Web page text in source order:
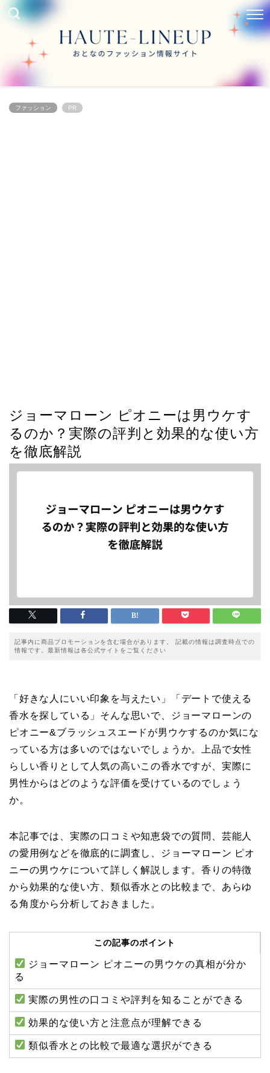
ファッション PR
ジョーマローン ピオニーは男ウケす
るのか？実際の評判と効果的な使い方
を徹底解説
記事内に商品プロモーションを含む場合があります。 記載の情報は調査時点での
情報です。最新情報は各公式サイトをご覧ください
「好きな人にいい印象を与えたい」「デートで使える
香水を探している」そんな思いで、ジョーマローンの
ピオニー&ブラッシュスエードが男ウケするのか気にな
っている方は多いのではないでしょうか。上品で女性
らしい香りとして人気の高いこの香水ですが、実際に
男性からはどのような評価を受けているのでしょう
か。
本記事では、実際の口コミや知恵袋での質問、芸能人
の愛用例などを徹底的に調査し、ジョーマローン ピオ
ニーの男ウケについて詳しく解説します。香りの特徴
から効果的な使い方、類似香水との比較まで、あらゆ
る角度から分析しておきました。
この記事のポイント
ジョーマローン ピオニーの男ウケの真相が分か
る
実際の男性の口コミや評判を知ることができる
効果的な使い方と注意点が理解できる
類似香水との比較で最適な選択ができる